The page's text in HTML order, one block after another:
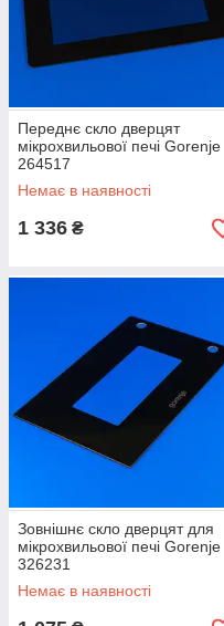
Переднє скло дверцят
мікрохвильової печі Gorenje
264517
Немає в наявності
1 336 ₴
Зовнішнє скло дверцят для
мікрохвильової печі Gorenje
326231
Немає в наявності